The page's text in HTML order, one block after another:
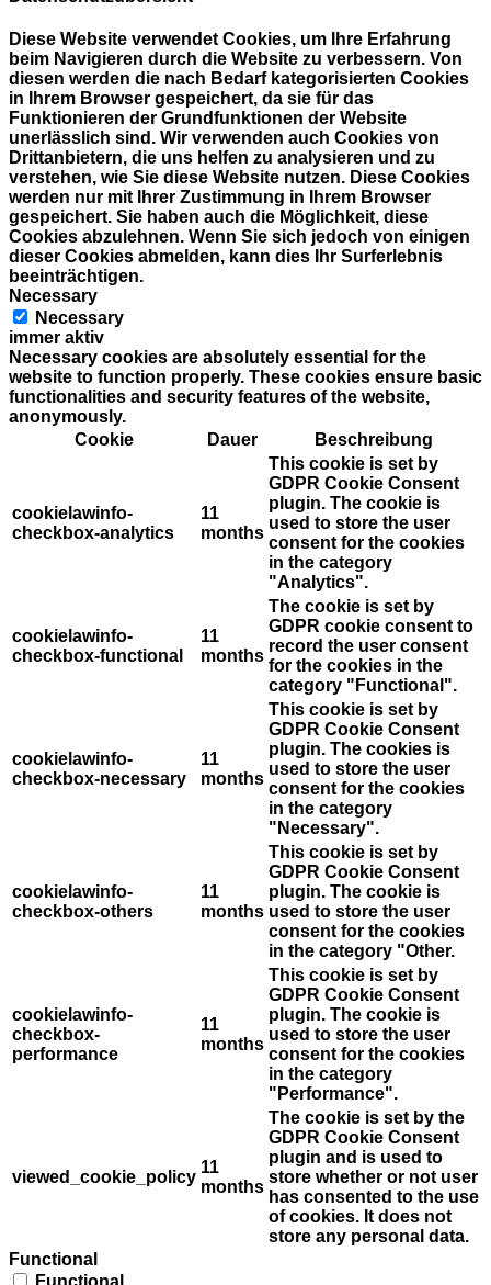
Diese Website verwendet Cookies, um Ihre Erfahrung
beim Navigieren durch die Website zu verbessern. Von
diesen werden die nach Bedarf kategorisierten Cookies
in Ihrem Browser gespeichert, da sie für das
Funktionieren der Grundfunktionen der Website
unerlässlich sind. Wir verwenden auch Cookies von
Drittanbietern, die uns helfen zu analysieren und zu
verstehen, wie Sie diese Website nutzen. Diese Cookies
werden nur mit Ihrer Zustimmung in Ihrem Browser
gespeichert. Sie haben auch die Möglichkeit, diese
Cookies abzulehnen. Wenn Sie sich jedoch von einigen
dieser Cookies abmelden, kann dies Ihr Surferlebnis
beeinträchtigen.
Necessary
Necessary
immer aktiv
Necessary cookies are absolutely essential for the
website to function properly. These cookies ensure basic
functionalities and security features of the website,
anonymously.
Cookie
Dauer Beschreibung
cookielawinfo-
checkbox-analytics
11
months
This cookie is set by
GDPR Cookie Consent
plugin. The cookie is
used to store the user
consent for the cookies
in the category
"Analytics".
cookielawinfo-
checkbox-functional
11
months
The cookie is set by
GDPR cookie consent to
record the user consent
for the cookies in the
category "Functional".
cookielawinfo-
checkbox-necessary
11
months
This cookie is set by
GDPR Cookie Consent
plugin. The cookies is
used to store the user
consent for the cookies
in the category
"Necessary".
cookielawinfo-
checkbox-others
11
months
This cookie is set by
GDPR Cookie Consent
plugin. The cookie is
used to store the user
consent for the cookies
in the category "Other.
cookielawinfo-
checkbox-
performance
11
months
This cookie is set by
GDPR Cookie Consent
plugin. The cookie is
used to store the user
consent for the cookies
in the category
"Performance".
viewed_cookie_policy
11
months
The cookie is set by the
GDPR Cookie Consent
plugin and is used to
store whether or not user
has consented to the use
of cookies. It does not
store any personal data.
Functional
Functional